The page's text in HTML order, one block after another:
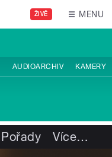
ŽIVĚ MENU
AUDIOARCHIV KAMERY
Pořady Více…